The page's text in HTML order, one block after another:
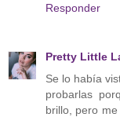
Responder
Pretty Little
Se lo había
probarlas
brillo, pero